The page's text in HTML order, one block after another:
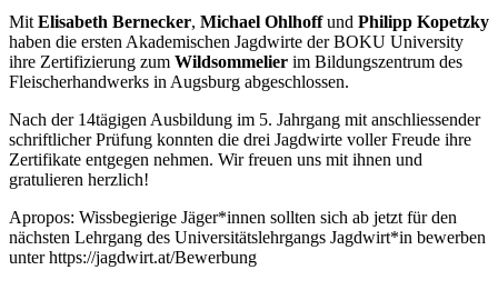
Mit Elisabeth Bernecker, Michael Ohlhoffund Philipp Kopetzky
haben die ersten Akademischen Jagdwirte der BOKU University
ihre Zertifizierung zum Wildsommelier im Bildungszentrum des
Fleischerhandwerks in Augsburg abgeschlossen.
Nach der 14tägigen Ausbildung im 5. Jahrgang mit anschliessender
schriftlicher Prüfung konnten die drei Jagdwirte voller Freude ihre
Zertifikate entgegen nehmen. Wir freuen uns mit ihnen und
gratulieren herzlich!
Apropos: Wissbegierige Jäger*innen sollten sich ab jetzt für den
nächsten Lehrgang des Universitätslehrgangs Jagdwirt*in bewerben
unter https://jagdwirt.at/Bewerbung